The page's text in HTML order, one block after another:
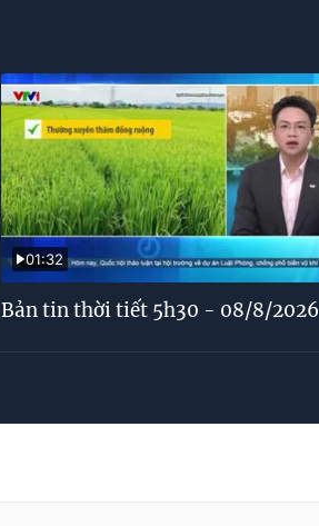
01:32
Bản tin thời tiết 5h30 - 08/8/2026